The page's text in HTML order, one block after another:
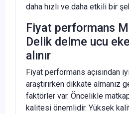
daha hızlı ve daha etkili bir
Fiyat performans
Delik delme ucu
alınır
Fiyat performans açısından
araştırırken dikkate almanız
faktörler var. Öncelikle
kalitesi önemlidir. Yüksek